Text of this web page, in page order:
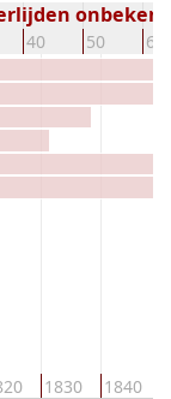
40 50 60
1830 1840